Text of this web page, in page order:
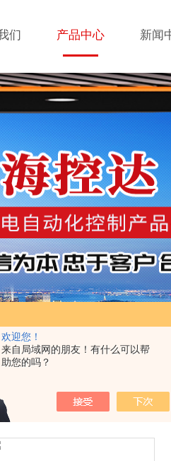
欢迎您！
来自局域网的朋友！有什么可以帮
助您的吗？
们 产品中心 新闻
位置： >产品中心 >台达